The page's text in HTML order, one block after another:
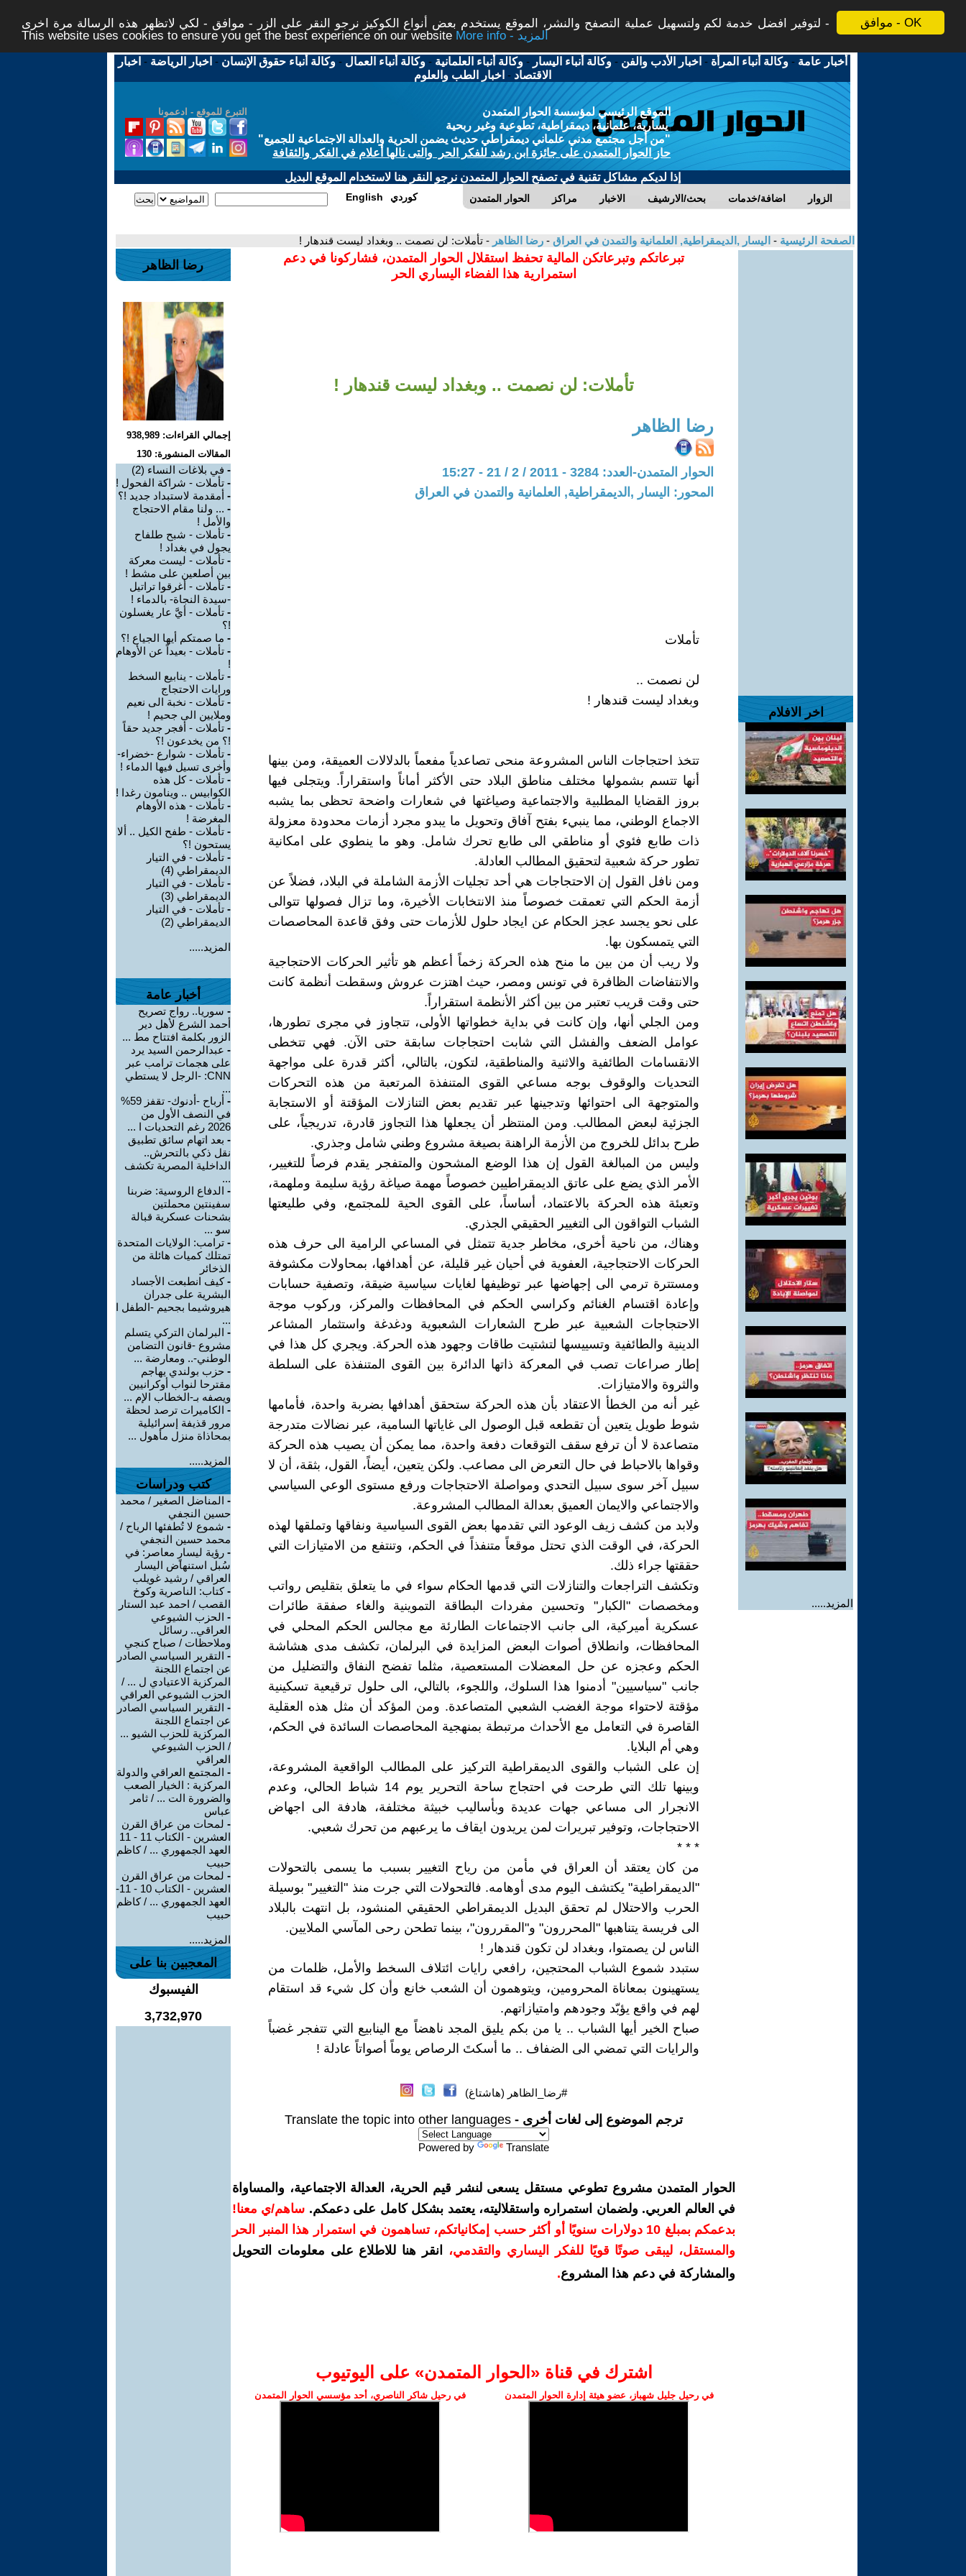
موافق - OK
لتوفير افضل خدمة لكم ولتسهيل عملية التصفح والنشر، الموقع يستخدم بعض أنواع الكوكيز نرجو النقر على الزر - موافق - لكي لاتظهر هذه الرسالة مرة اخرى -
This website uses cookies to ensure you get the best experience on our website
More info - المزيد
أخبار عامة -وكالة أنباء المرأة - اخبار الأدب والفن -وكالة أنباء اليسار -وكالة أنباء العلمانية -وكالة أنباء العمال -وكالة أنباء حقوق الإنسان - اخبار الرياضة - اخبار
الاقتصاد - اخبار الطب والعلوم
التبرع للموقع - ادعمونا
الموقع الرئيسي لمؤسسة الحوار المتمدن
يسارية، علمانية، ديمقراطية، تطوعية وغير ربحية
"من أجل مجتمع مدني علماني ديمقراطي حديث يضمن الحرية والعدالة الاجتماعية للجميع"
حاز الحوار المتمدن على جائزة ابن رشد للفكر الحر والتى نالها أعلام في الفكر والثقافة
إذا لديكم مشاكل تقنية في تصفح الحوار المتمدن نرجو النقر هنا لاستخدام الموقع البديل
الحوار المتمدن مراكز الاخبار بحث/الارشيف اضافة/خدمات الزوار English كوردي
الصفحة الرئيسية - اليسار ,الديمقراطية, العلمانية والتمدن في العراق - رضا الظاهر - تأملات: لن نصمت .. وبغداد ليست قندهار !
اخر الافلام
المزيد.....
تبرعاتكم وتبرعاتكن المالية تحفظ استقلال الحوار المتمدن، فشاركونا في دعم
استمرارية هذا الفضاء اليساري الحر
تأملات: لن نصمت .. وبغداد ليست قندهار !
رضا الظاهر
الحوار المتمدن-العدد: 3284 - 2011 / 2 / 21 - 15:27
المحور: اليسار ,الديمقراطية, العلمانية والتمدن في العراق
تأملات
لن نصمت ..
وبغداد ليست قندهار !
تتخذ احتجاجات الناس المشروعة منحى تصاعدياً مفعماً بالدلالات العميقة، ومن بينها
أنها تتسم بشمولها مختلف مناطق البلاد حتى الأكثر أماناً واستقراراً. ويتجلى فيها
بروز القضايا المطلبية والاجتماعية وصياغتها في شعارات واضحة تحظى بما يشبه
الاجماع الوطني، مما ينبيء بفتح آفاق وتحويل ما يبدو مجرد أزمات محدودة معزولة
ذات طابع فئوي أو مناطقي الى طابع تحرك شامل. وهو ما ينطوي على امكانية
تطور حركة شعبية لتحقيق المطالب العادلة.
ومن نافل القول إن الاحتجاجات هي أحد تجليات الأزمة الشاملة في البلاد، فضلاً عن
أزمة الحكم التي تعمقت خصوصاً منذ الانتخابات الأخيرة، وما تزال فصولها تتوالى
على نحو يجسد عجز الحكام عن ايجاد حلول للأزمات حتى وفق قاعدة المحاصصات
التي يتمسكون بها.
ولا ريب أن من بين ما منح هذه الحركة زخماً أعظم هو تأثير الحركات الاحتجاجية
والانتفاضات الظافرة في تونس ومصر، حيث اهتزت عروش وسقطت أنظمة كانت
حتى وقت قريب تعتبر من بين أكثر الأنظمة استقراراً.
ومن الجلي أنها، وإن كانت في بداية خطواتها الأولى، تتجاوز في مجرى تطورها،
عوامل الضعف والفشل التي شابت احتجاجات سابقة حتى الآن. فهي تتخطى
الانقسامات الطائفية والاثنية والمناطقية، لتكون، بالتالي، أكثر قدرة على مواجهة
التحديات والوقوف بوجه مساعي القوى المتنفذة المرتعبة من هذه التحركات
والمتوجهة الى احتوائها وتدجينها عبر تقديم بعض التنازلات المؤقتة أو الاستجابة
الجزئية لبعض المطالب. ومن المنتظر أن يجعلها هذا التجاوز قادرة، تدريجياً، على
طرح بدائل للخروج من الأزمة الراهنة بصيغة مشروع وطني شامل وجذري.
وليس من المبالغة القول إن هذا الوضع المشحون والمتفجر يقدم فرصاً للتغيير،
الأمر الذي يضع على عاتق الديمقراطيين خصوصاً مهمة صياغة رؤية سليمة وملهمة،
وتعبئة هذه الحركة بالاعتماد، أساساً، على القوى الحية للمجتمع، وفي طليعتها
الشباب التواقون الى التغيير الحقيقي الجذري.
وهناك، من ناحية أخرى، مخاطر جدية تتمثل في المساعي الرامية الى حرف هذه
الحركات الاحتجاجية، العفوية في أحيان غير قليلة، عن أهدافها، بمحاولات مكشوفة
ومستترة ترمي الى إجهاضها عبر توظيفها لغايات سياسية ضيقة، وتصفية حسابات
وإعادة اقتسام الغنائم وكراسي الحكم في المحافظات والمركز، وركوب موجة
الاحتجاجات الشعبية عبر طرح الشعارات الشعبوية ودغدغة واستثمار المشاعر
الدينية والطائفية وتسييسها لتشتيت طاقات وجهود هذه الحركة. ويجري كل هذا في
إطار صراعات تصب في المعركة ذاتها الدائرة بين القوى المتنفذة على السلطة
والثروة والامتيازات.
غير أنه من الخطأ الاعتقاد بأن هذه الحركة ستحقق أهدافها بضربة واحدة، فأمامها
شوط طويل يتعين أن تقطعه قبل الوصول الى غاياتها السامية، عبر نضالات متدرجة
متصاعدة لا أن ترفع سقف التوقعات دفعة واحدة، مما يمكن أن يصيب هذه الحركة
وقواها بالاحباط في حال التعرض الى مصاعب. ولكن يتعين، أيضاً، القول، بثقة، أن لا
سبيل آخر سوى سبيل التحدي ومواصلة الاحتجاجات ورفع مستوى الوعي السياسي
والاجتماعي والايمان العميق بعدالة المطالب المشروعة.
ولابد من كشف زيف الوعود التي تقدمها بعض القوى السياسية ونفاقها وتملقها لهذه
الحركة، في الوقت الذي تحتل موقعاً متنفذاً في الحكم، وتنتفع من الامتيازات التي
حققتها جراء ذلك.
وتكشف التراجعات والتنازلات التي قدمها الحكام سواء في ما يتعلق بتقليص رواتب
ومخصصات "الكبار" وتحسين مفردات البطاقة التموينية والغاء صفقة طائرات
عسكرية أميركية، الى جانب الاجتماعات الطارئة مع مجالس الحكم المحلي في
المحافظات، وانطلاق أصوات البعض المزايدة في البرلمان، تكشف مدى هشاشة
الحكم وعجزه عن حل المعضلات المستعصية، مثلما تفضح النفاق والتضليل من
جانب "سياسيين" أدمنوا هذا السلوك، واللجوء، بالتالي، الى حلول ترقيعية تسكينية
مؤقتة لاحتواء موجة الغضب الشعبي المتصاعدة. ومن المؤكد أن مثل هذه العقلية
القاصرة في التعامل مع الأحداث مرتبطة بمنهجية المحاصصات السائدة في الحكم،
وهي أم البلايا.
إن على الشباب والقوى الديمقراطية التركيز على المطالب الواقعية المشروعة،
وبينها تلك التي طرحت في احتجاج ساحة التحرير يوم 14 شباط الحالي، وعدم
الانجرار الى مساعي جهات عديدة وبأساليب خبيثة مختلفة، هادفة الى اجهاض
الاحتجاجات، وتوفير تبريرات لمن يريدون ايقاف ما يرعبهم من تحرك شعبي.
* * *
من كان يعتقد أن العراق في مأمن من رياح التغيير بسبب ما يسمى بالتحولات
"الديمقراطية" يكتشف اليوم مدى أوهامه. فالتحولات التي جرت منذ "التغيير" بوسيلة
الحرب والاحتلال لم تحقق البديل الديمقراطي الحقيقي المنشود، بل انتهت بالبلاد
الى فريسة يتناهبها "المحررون" و"المقررون"، بينما تطحن رحى المآسي الملايين.
الناس لن يصمتوا، وبغداد لن تكون قندهار !
ستبدد شموع الشباب المحتجين، رافعي رايات ائتلاف السخط والأمل، ظلمات من
يستهينون بمعاناة المحرومين، ويتوهمون أن الشعب خانع وأن كل شيء قد استقام
لهم في واقع يؤبّد وجودهم وامتيازاتهم.
صباح الخير أيها الشباب .. يا من بكم يليق المجد ناهضاً مع الينابيع التي تتفجر غضباً
والرايات التي تمضي الى الضفاف .. ما أسكتَ الرصاص يوماً أصواتاً عادلة !
#رضا_الظاهر (هاشتاغ)
ترجم الموضوع إلى لغات أخرى - Translate the topic into other languages
Powered by Translate
الحوار المتمدن مشروع تطوعي مستقل يسعى لنشر قيم الحرية، العدالة الاجتماعية، والمساواة
في العالم العربي. ولضمان استمراره واستقلاليته، يعتمد بشكل كامل على دعمكم. ساهم/ي معنا!
بدعمكم بمبلغ 10 دولارات سنويًا أو أكثر حسب إمكانياتكم، تساهمون في استمرار هذا المنبر الحر
والمستقل، ليبقى صوتًا قويًا للفكر اليساري والتقدمي،
انقر هنا للاطلاع على معلومات التحويل
والمشاركة في دعم هذا المشروع.
اشترك في قناة ‫«الحوار المتمدن» على اليوتيوب
في رحيل جليل شهباز، عضو هيئة إدارة الحوار المتمدن في رحيل شاكر الناصري، أحد مؤسسي الحوار المتمدن
رضا الظاهر
إجمالي القراءات: 938,989
المقالات المنشورة: 130
- في بلاغات النساء (2)
- تأملات - شراكة الفحول !
- أمقدمة لاستبداد جديد !؟
- ... ولنا مقام الاحتجاج
والأمل !
- تأملات - شبح طلفاح
يجول في بغداد !
- تأملات - ليست معركة
بين أصلعين على مشط !
- تأملات - أغرقوا تراتيل
-سيدة النجاة- بالدماء !
- تأملات - أيَّ عار يغسلون
!؟
- ما صمتكم أيها الجياع !؟
- تأملات - بعيداً عن الأوهام
!
- تأملات - ينابيع السخط
ورايات الاحتجاج
- تأملات - نخبة الى نعيم
وملايين الى جحيم !
- تأملات - أفجر جديد حقاً
!؟ من يخدعون !؟
- تأملات - شوارع -خضراء-
وأخرى تسيل فيها الدماء !
- تأملات - كل هذه
الكوابيس .. وينامون رغدا !
- تأملات - هذه الأوهام
المغرضة !
- تأملات - طفح الكيل .. ألا
يستحون !؟
- تأملات - في التيار
الديمقراطي (4)
- تأملات - في التيار
الديمقراطي (3)
- تأملات - في التيار
الديمقراطي (2)
المزيد.....
أخبار عامة
- سوريا.. رواج تصريح
أحمد الشرع لأهل دير
الزور بكلمة افتتاح مط ...
- عبدالرحمن السيد يرد
على هجمات ترامب عبر
CNN: -الرجل لا يستطي
...
-
أرباح -أدنوك- تقفز 59%
في النصف الأول من
2026 رغم التحديات ا ...
- بعد اتهام سائق تطبيق
نقل ذكي بالتحرش..
الداخلية المصرية تكشف
...
- الدفاع الروسية: ضربنا
سفينتين محملتين
بشحنات عسكرية قبالة
سو ...
- ترامب: الولايات المتحدة
تمتلك كميات هائلة من
الذخائر
-كيف انطبعت الأجساد
البشرية على جدران
هيروشيما بجحيم -الطفل ا
...
- البرلمان التركي يتسلم
مشروع -قانون التضامن
الوطني-.. ومعارضة ...
- حزب بولندي يهاجم
مقترحا لنواب أوكرانيين
ويصفه بـ-الخطاب الإم ...
- الكاميرات ترصد لحظة
مرور قذيفة إسرائيلية
بمحاذاة منزل مأهول ...
المزيد.....
كتب ودراسات
- المناضل الصغير / محمد
حسين النجفي
- شموع لا تُطفئها الرياح /
محمد حسين النجفي
- رؤية ليسارٍ معاصر: في
سُبل استنهاض اليسار
العراقي / رشيد غويلب
-كتاب: الناصرية وكوخ
القصب / احمد عبد الستار
- الحزب الشيوعي
العراقي.. رسائل
وملاحظات / صباح كنجي
- التقرير السياسي الصادر
عن اجتماع اللجنة
المركزية الاعتيادي ل ... /
الحزب الشيوعي العراقي
- التقرير السياسي الصادر
عن اجتماع اللجنة
المركزية للحزب الشيو ...
/ الحزب الشيوعي
العراقي
- المجتمع العراقي والدولة
المركزية : الخيار الصعب
والضرورة الت ... / ثامر
عباس
- لمحات من عراق القرن
العشرين - الكتاب 11 - 11
العهد الجمهوري ... / كاظم
حبيب
- لمحات من عراق القرن
العشرين - الكتاب 10 - 11-
العهد الجمهوري ... / كاظم
حبيب
المزيد.....
المعجبين بنا على
الفيسبوك
3,732,970